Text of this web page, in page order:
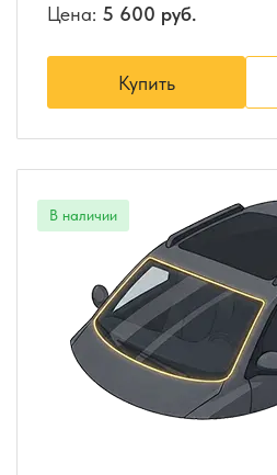
Цена: 5 600 руб.
Купить